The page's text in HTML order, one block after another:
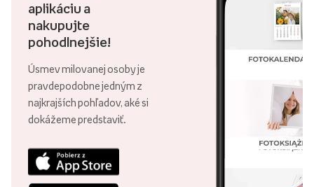
aplikáciu a
nakupujte
pohodlnejšie!
Úsmev milovanej osoby je
pravdepodobne jedným z
najkrajších pohľadov, aké si
dokážeme predstaviť.